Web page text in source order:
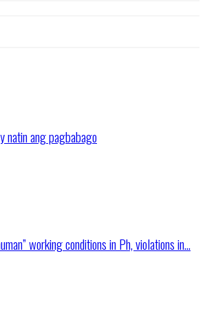
natin ang pagbabago
working conditions in Ph, violations in...